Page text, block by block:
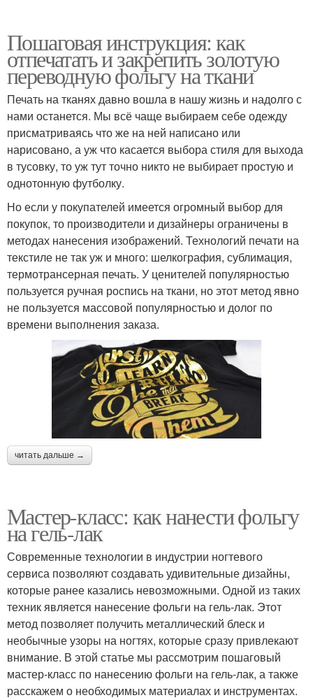
Пошаговая инструкция: как
отпечатать и закрепить золотую
переводную фольгу на ткани
Печать на тканях давно вошла в нашу жизнь и надолго с
нами останется. Мы всё чаще выбираем себе одежду
присматриваясь что же на ней написано или
нарисовано, а уж что касается выбора стиля для выхода
в тусовку, то уж тут точно никто не выбирает простую и
однотонную футболку.
Но если у покупателей имеется огромный выбор для
покупок, то производители и дизайнеры ограничены в
методах нанесения изображений. Технологий печати на
текстиле не так уж и много: шелкография, сублимация,
термотрансерная печать. У ценителей популярностью
пользуется ручная роспись на ткани, но этот метод явно
не пользуется массовой популярностью и долог по
времени выполнения заказа.
читать дальше →
Мастер-класс: как нанести фольгу
на гель-лак
Современные технологии в индустрии ногтевого
сервиса позволяют создавать удивительные дизайны,
которые ранее казались невозможными. Одной из таких
техник является нанесение фольги на гель-лак. Этот
метод позволяет получить металлический блеск и
необычные узоры на ногтях, которые сразу привлекают
внимание. В этой статье мы рассмотрим пошаговый
мастер-класс по нанесению фольги на гель-лак, а также
расскажем о необходимых материалах и инструментах.